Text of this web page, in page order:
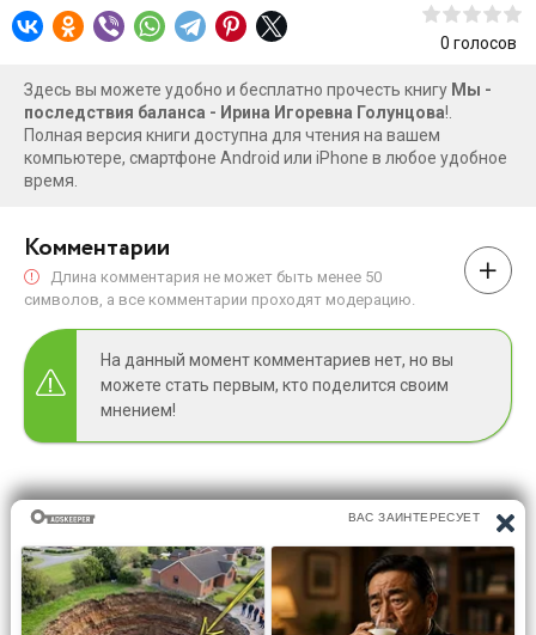
0 голосов
Здесь вы можете удобно и бесплатно прочесть книгу Мы -
последствия баланса - Ирина Игоревна Голунцова!.
Полная версия книги доступна для чтения на вашем
компьютере, смартфоне Android или iPhone в любое удобное
время.
Комментарии
Длина комментария не может быть менее 50
символов, а все комментарии проходят модерацию.
На данный момент комментариев нет, но вы
можете стать первым, кто поделится своим
мнением!